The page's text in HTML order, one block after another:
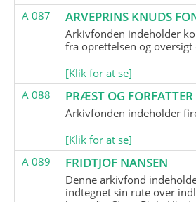
A 087
ARVEPRINS KNUDS
Arkivfonden indeholder
fra oprettelsen og
[Klik for at se]
A 088
PRÆST OG
Arkivfonden indeholder
[Klik for at se]
A 089
FRIDTJOF NANSEN
Denne arkivfond
indtegnet sin rute over